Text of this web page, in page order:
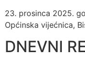
23. prosinca 2025.
Općinska vijećnica,
DNEVNI